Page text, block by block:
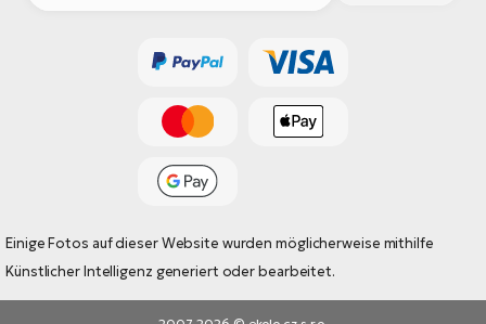
Einige Fotos auf dieser Website wurden möglicherweise mithilfe
Künstlicher Intelligenz generiert oder bearbeitet.